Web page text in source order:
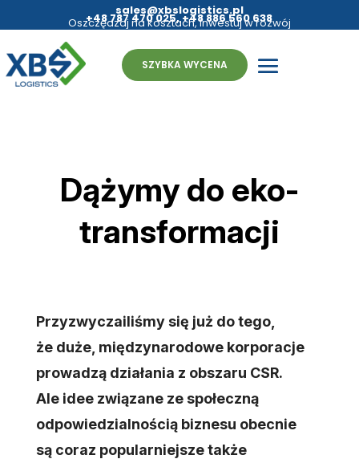
sales@xbslogistics.pl
Oszczędzaj na kosztach, inwestuj w rozwój
+48 787 470 025,+48 886 560 638
SZYBKA WYCENA
Dążymy do eko-
transformacji
Przyzwyczailiśmy się już do tego,
że duże, międzynarodowe korporacje
prowadzą działania z obszaru CSR.
Ale idee związane ze społeczną
odpowiedzialnością biznesu obecnie
są coraz popularniejsze także